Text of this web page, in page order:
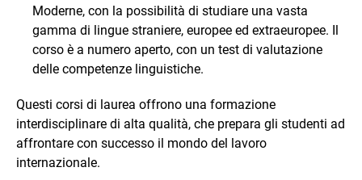
Moderne, con la possibilità di studiare una vasta
gamma di lingue straniere, europee ed extraeuropee. Il
corso è a numero aperto, con un test di valutazione
delle competenze linguistiche.
Questi corsi di laurea offrono una formazione
interdisciplinare di alta qualità, che prepara gli studenti ad
affrontare con successo il mondo del lavoro
internazionale.